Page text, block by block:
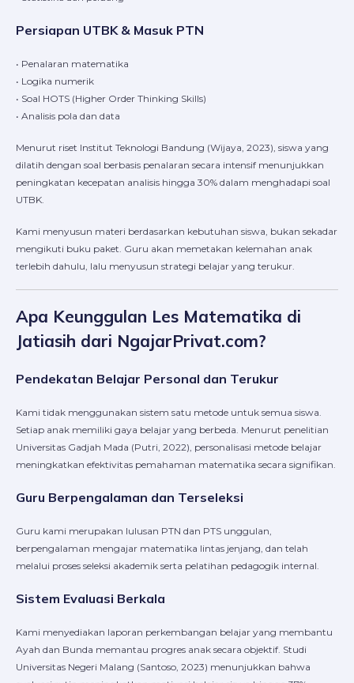
Persiapan UTBK & Masuk PTN
• Penalaran matematika
• Logika numerik
• Soal HOTS (Higher Order Thinking Skills)
• Analisis pola dan data
Menurut riset Institut Teknologi Bandung (Wijaya, 2023), siswa yang
dilatih dengan soal berbasis penalaran secara intensif menunjukkan
peningkatan kecepatan analisis hingga 30% dalam menghadapi soal
UTBK.
Kami menyusun materi berdasarkan kebutuhan siswa, bukan sekadar
mengikuti buku paket. Guru akan memetakan kelemahan anak
terlebih dahulu, lalu menyusun strategi belajar yang terukur.
Apa Keunggulan Les Matematika di
Jatiasih dari NgajarPrivat.com?
Pendekatan Belajar Personal dan Terukur
Kami tidak menggunakan sistem satu metode untuk semua siswa.
Setiap anak memiliki gaya belajar yang berbeda. Menurut penelitian
Universitas Gadjah Mada (Putri, 2022), personalisasi metode belajar
meningkatkan efektivitas pemahaman matematika secara signifikan.
Guru Berpengalaman dan Terseleksi
Guru kami merupakan lulusan PTN dan PTS unggulan,
berpengalaman mengajar matematika lintas jenjang, dan telah
melalui proses seleksi akademik serta pelatihan pedagogik internal.
Sistem Evaluasi Berkala
Kami menyediakan laporan perkembangan belajar yang membantu
Ayah dan Bunda memantau progres anak secara objektif. Studi
Universitas Negeri Malang (Santoso, 2023) menunjukkan bahwa